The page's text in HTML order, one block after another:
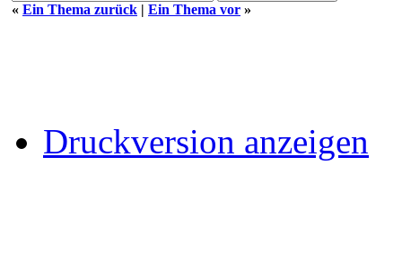
« Ein Thema zurück | Ein Thema vor »
Druckversion anzeigen